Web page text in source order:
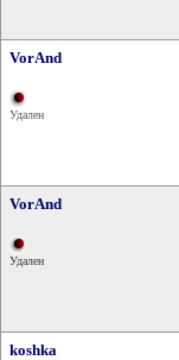
VorAnd
Удален
VorAnd
Удален
koshka